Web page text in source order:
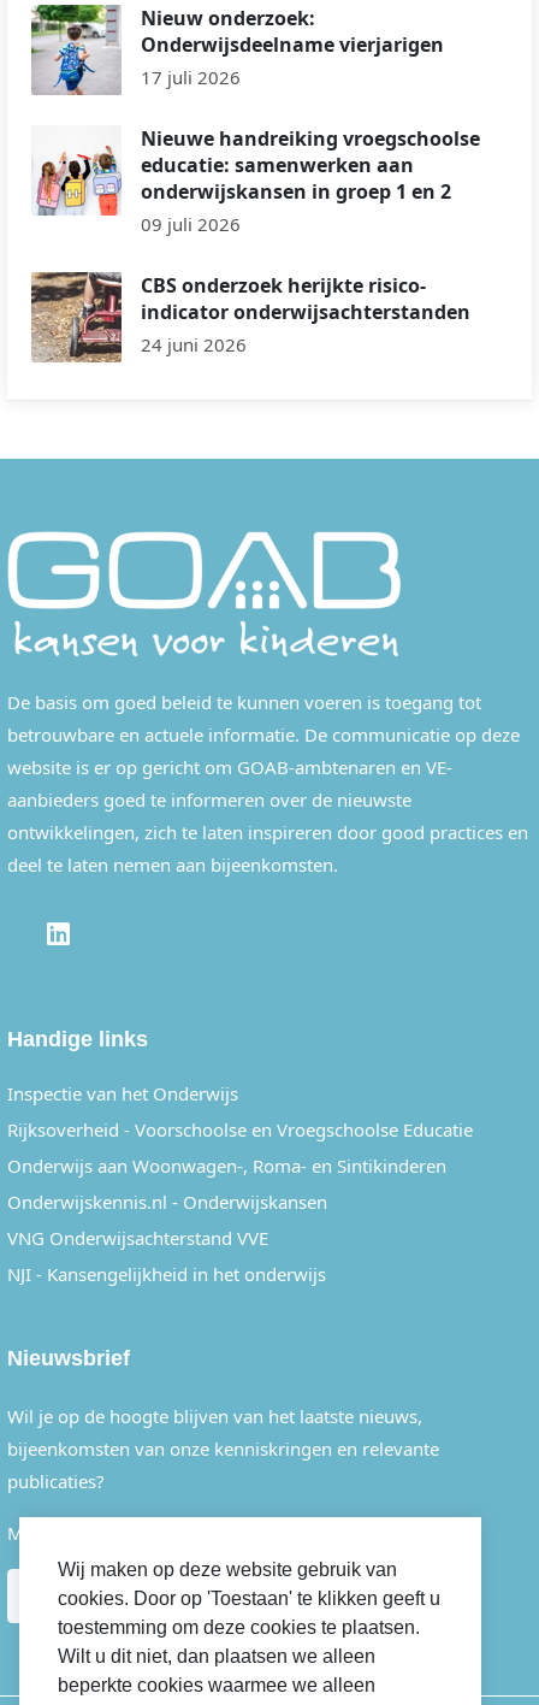
Wij maken op deze website gebruik van
cookies. Door op 'Toestaan' te klikken geeft u
toestemming om deze cookies te plaatsen.
Wilt u dit niet, dan plaatsen we alleen
beperkte cookies waarmee we alleen
Nieuw onderzoek:
Onderwijsdeelname vierjarigen
17 juli 2026
Nieuwe handreiking vroegschoolse
educatie: samenwerken aan
onderwijskansen in groep 1 en 2
09 juli 2026
CBS onderzoek herijkte risico-
indicator onderwijsachterstanden
24 juni 2026
De basis om goed beleid te kunnen voeren is toegang tot
betrouwbare en actuele informatie. De communicatie op deze
website is er op gericht om GOAB-ambtenaren en VE-
aanbieders goed te informeren over de nieuwste
ontwikkelingen, zich te laten inspireren door good practices en
deel te laten nemen aan bijeenkomsten.
Handige links
Inspectie van het Onderwijs
Rijksoverheid - Voorschoolse en Vroegschoolse Educatie
Onderwijs aan Woonwagen-, Roma- en Sintikinderen
Onderwijskennis.nl - Onderwijskansen
VNG Onderwijsachterstand VVE
NJI - Kansengelijkheid in het onderwijs
Nieuwsbrief
Wil je op de hoogte blijven van het laatste nieuws,
bijeenkomsten van onze kenniskringen en relevante
publicaties?
Meld je dan eenvoudig aan voor onze nieuwsbrief.
AANMELDEN